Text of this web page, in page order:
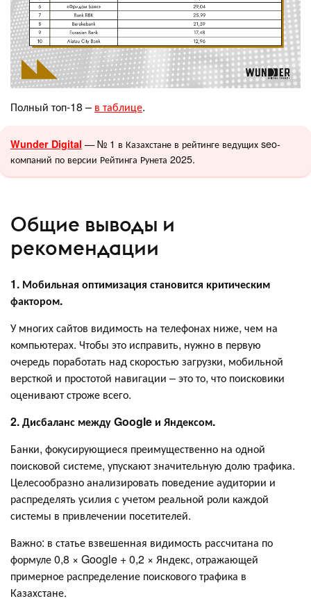
Полный топ-18 – в таблице.
Wunder Digital — № 1 в Казахстане в рейтинге ведущих seo-
компаний по версии Рейтинга Рунета 2025.
Общие выводы и
рекомендации
1. Мобильная оптимизация становится критическим
фактором.
У многих сайтов видимость на телефонах ниже, чем на
компьютерах. Чтобы это исправить, нужно в первую
очередь поработать над скоростью загрузки, мобильной
версткой и простотой навигации – это то, что поисковики
оценивают строже всего.
2. Дисбаланс между Google и Яндексом.
Банки, фокусирующиеся преимущественно на одной
поисковой системе, упускают значительную долю трафика.
Целесообразно анализировать поведение аудитории и
распределять усилия с учетом реальной роли каждой
системы в привлечении посетителей.
Важно: в статье взвешенная видимость рассчитана по
формуле 0,8 × Google + 0,2 × Яндекс, отражающей
примерное распределение поискового трафика в
Казахстане.